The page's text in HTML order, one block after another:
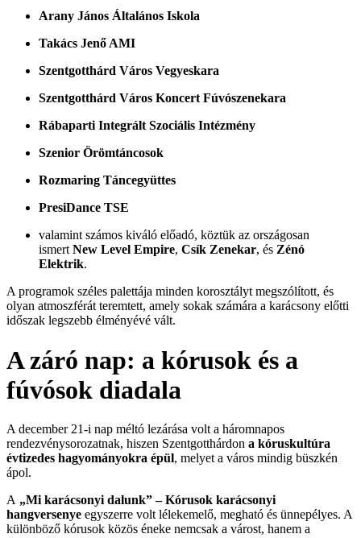
Arany János Általános Iskola
Takács Jenő AMI
Szentgotthárd Város Vegyeskara
Szentgotthárd Város Koncert Fúvószenekara
Rábaparti Integrált Szociális Intézmény
Szenior Örömtáncosok
Rozmaring Táncegyüttes
PresiDance TSE
valamint számos kiváló előadó, köztük az országosan
ismert New Level Empire, Csík Zenekar, és Zénó
Elektrik.
A programok széles palettája minden korosztályt megszólított, és
olyan atmoszférát teremtett, amely sokak számára a karácsony előtti
időszak legszebb élményévé vált.
A záró nap: a kórusok és a
fúvósok diadala
A december 21-i nap méltó lezárása volt a háromnapos
rendezvénysorozatnak, hiszen Szentgotthárdon a kóruskultúra
évtizedes hagyományokra épül, melyet a város mindig büszkén
ápol.
A „Mi karácsonyi dalunk” – Kórusok karácsonyi
hangversenye egyszerre volt lélekemelő, megható és ünnepélyes. A
különböző kórusok közös éneke nemcsak a várost, hanem a